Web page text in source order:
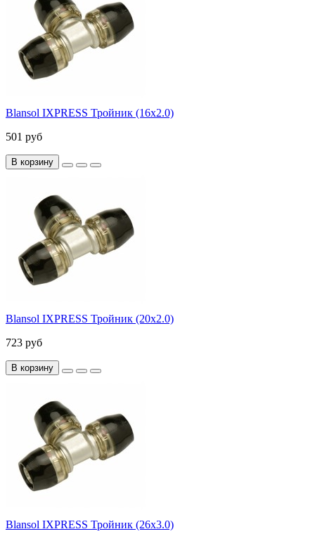
Blansol IXPRESS Тройник (16х2.0)
501 руб
В корзину
Blansol IXPRESS Тройник (20х2.0)
723 руб
В корзину
Blansol IXPRESS Тройник (26х3.0)